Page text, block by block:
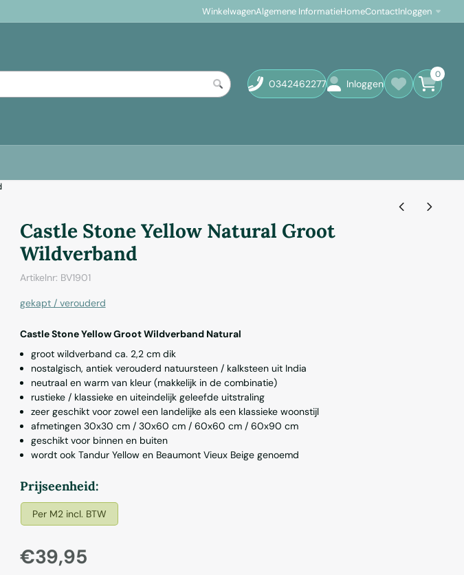
WinkelwagenAlgemene InformatieHomeContactInloggen
0342462277 Inloggen
0
Castle Stone Yellow Natural Groot
Wildverband
Artikelnr: BV1901
gekapt / verouderd
Castle Stone Yellow Groot Wildverband Natural
groot wildverband ca. 2,2 cm dik
nostalgisch, antiek verouderd natuursteen / kalksteen uit India
neutraal en warm van kleur (makkelijk in de combinatie)
rustieke / klassieke en uiteindelijk geleefde uitstraling
zeer geschikt voor zowel een landelijke als een klassieke woonstijl
afmetingen 30x30 cm / 30x60 cm / 60x60 cm / 60x90 cm
geschikt voor binnen en buiten
wordt ook Tandur Yellow en Beaumont Vieux Beige genoemd
Maak een keuze voor
Prijseenheid:
Per M2 incl. BTW
€39,95